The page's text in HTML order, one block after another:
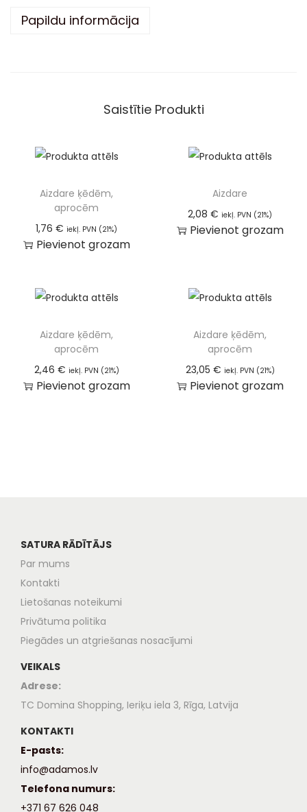
Papildu informācija
Saistītie Produkti
Aizdare ķēdēm,
aprocēm
1,76€ iekļ. PVN (21%)
Pievienot grozam
Aizdare
2,08€ iekļ. PVN (21%)
Pievienot grozam
Aizdare ķēdēm,
aprocēm
2,46 € iekļ. PVN (21%)
Pievienot grozam
Aizdare ķēdēm,
aprocēm
23,05 € iekļ. PVN (21%)
Pievienot grozam
SATURA RĀDĪTĀJS
Par mums
Kontakti
Lietošanas noteikumi
Privātuma politika
Piegādes un atgriešanas nosacījumi
VEIKALS
Adrese:
TC Domina Shopping, Ieriķu iela 3, Rīga, Latvija
KONTAKTI
E-pasts:
info@adamos.lv
Telefona numurs:
+371 67 626 048